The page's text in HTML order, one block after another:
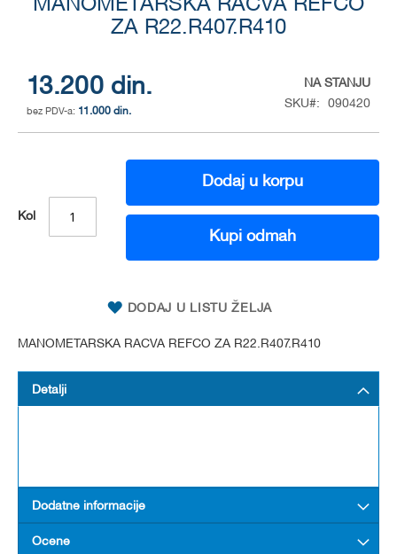
MANOMETARSKA RACVA REFCO
ZA R22.R407.R410
13.200 din.
11.000 din.
NA STANJU
SKU
090420
Kol
Dodaj u korpu
Kupi odmah
DODAJ U LISTU ŽELJA
MANOMETARSKA RACVA REFCO ZA R22.R407.R410
the
images
gallery
Detalji
Dodatne informacije
Ocene